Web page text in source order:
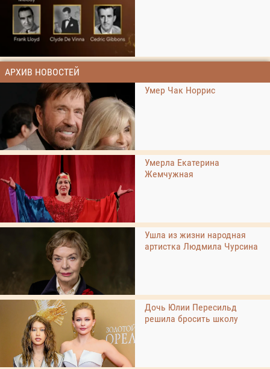
АРХИВ НОВОСТЕЙ
Умер Чак Норрис
Умерла Екатерина
Жемчужная
Ушла из жизни народная
артистка Людмила Чурсина
Дочь Юлии Пересильд
решила бросить школу